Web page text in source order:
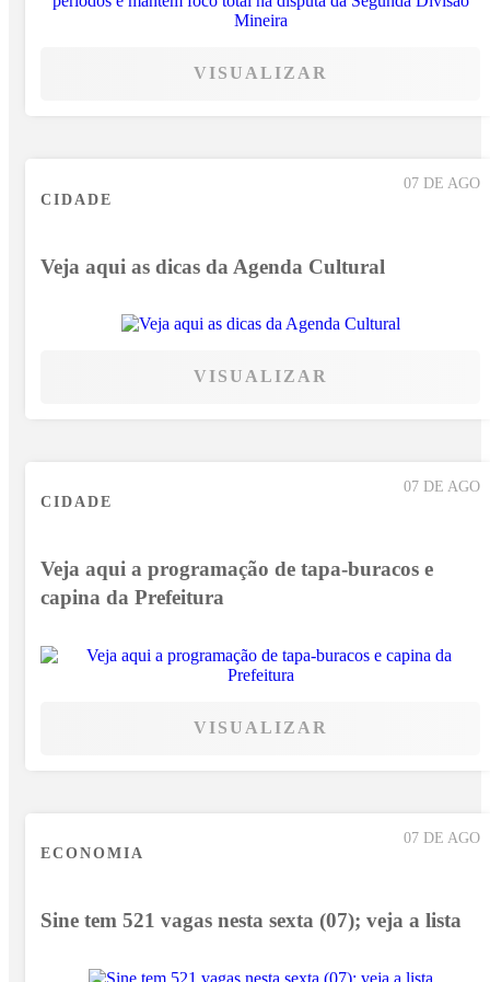
VISUALIZAR
07 DE AGO
CIDADE
Veja aqui as dicas da Agenda Cultural
VISUALIZAR
07 DE AGO
CIDADE
Veja aqui a programação de tapa-buracos e
capina da Prefeitura
VISUALIZAR
07 DE AGO
ECONOMIA
Sine tem 521 vagas nesta sexta (07); veja a lista